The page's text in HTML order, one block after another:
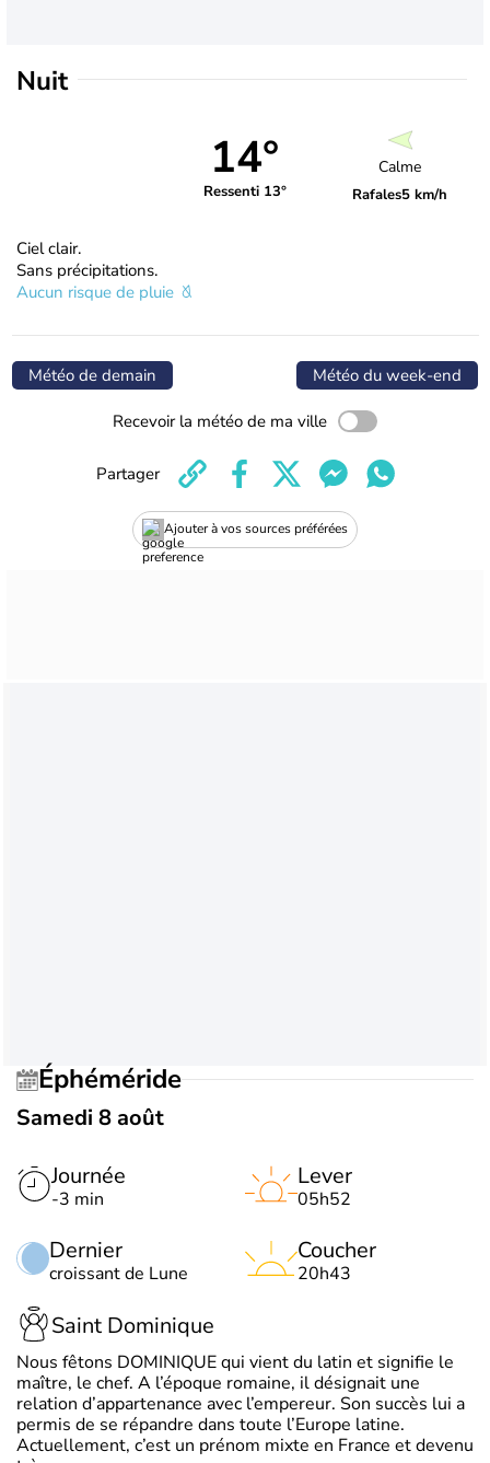
Nuit
14°
Ressenti 13°
Calme
Rafales5 km/h
Ciel clair.
Sans précipitations.
Aucun risque de pluie
Météo de demain Météo du week-end
Recevoir la météo de ma ville
Ajouter à vos sources préférées
Partager
Éphéméride
Samedi 8 août
Journée
-3 min
Dernier
croissant de Lune
Lever
05h52
Coucher
20h43
Saint Dominique
Nous fêtons DOMINIQUE qui vient du latin et signifie le
maître, le chef. A l’époque romaine, il désignait une
relation d’appartenance avec l’empereur. Son succès lui a
permis de se répandre dans toute l’Europe latine.
Actuellement, c’est un prénom mixte en France et devenu